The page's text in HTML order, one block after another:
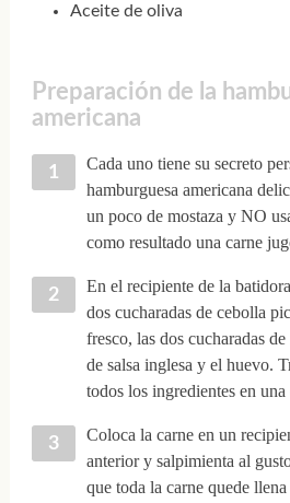
Aceite de oliva
Preparación de la
americana
Cada uno tiene su secreto
hamburguesa americana
un poco de mostaza y NO
como resultado una carne
En el recipiente de la
dos cucharadas de cebolla
fresco, las dos cucharadas
de salsa inglesa y el huevo.
todos los ingredientes en una
Coloca la carne en un
anterior y salpimienta al
que toda la carne quede